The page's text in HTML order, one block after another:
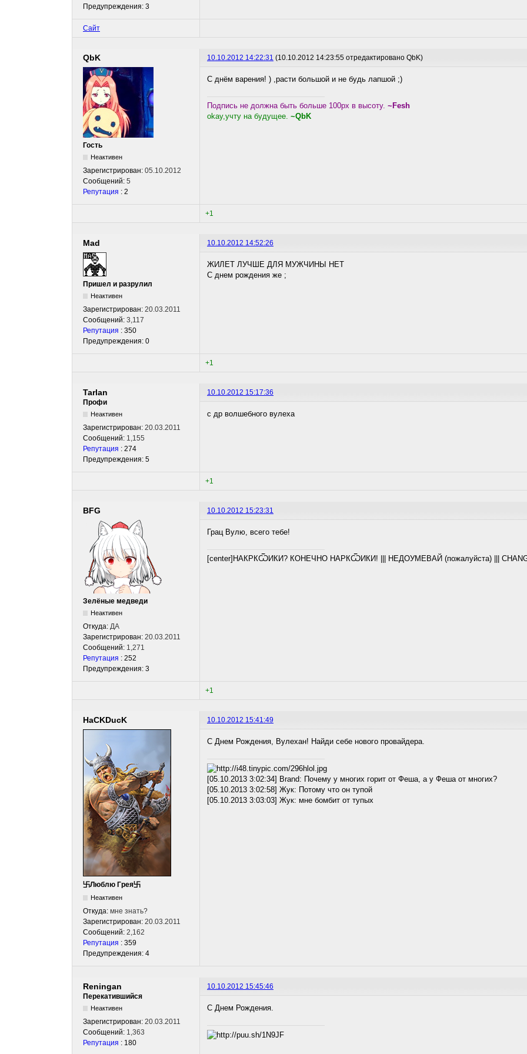
Предупреждения: 3
Сайт
QbK 10.10.2012 14:22:31 (10.10.2012 14:23:55 отредактировано QbK)
Гость
Неактивен
Зарегистрирован: 05.10.2012
Сообщений: 5
Репутация : 2
С днём варения! ) ,расти большой и не будь лапшой ;)
Подпись не должна быть больше 100px в высоту. ~Fesh
okay,учту на будущее. ~QbK
+1
Mad 10.10.2012 14:52:26
Пришел и разрулил
Неактивен
Зарегистрирован: 20.03.2011
Сообщений: 3,117
Репутация : 350
Предупреждения: 0
ЖИЛЕТ ЛУЧШЕ ДЛЯ МУЖЧИНЫ НЕТ
С днем рождения же ;
+1
Tarlan
10.10.2012 15:17:36
Профи
Неактивен
Зарегистрирован: 20.03.2011
Сообщений: 1,155
Репутация : 274
Предупреждения: 5
с др волшебного вулеха
+1
BFG 10.10.2012 15:23:31
Зелёные медведи
Неактивен
Откуда: ДА
Зарегистрирован: 20.03.2011
Сообщений: 1,271
Репутация : 252
Предупреждения: 3
Грац Вулю, всего тебе!
[center]НАКРКѾИКИ? КОНЕЧНО НАРКѾИКИ! ||| НЕДОУМЕВАЙ (пожалуйста) |||
+1
HaCKDucK 10.10.2012 15:41:49
卐Люблю Грея卐
Неактивен
Откуда: мне знать?
Зарегистрирован: 20.03.2011
Сообщений: 2,162
Репутация : 359
Предупреждения: 4
С Днем Рождения, Вулехан! Найди себе нового провайдера.
[05.10.2013 3:02:34] Brand: Почему у многих горит от Феша, а у Феша от многих?
[05.10.2013 3:02:58] Жук: Потому что он тупой
[05.10.2013 3:03:03] Жук: мне бомбит от тупых
Reningan
10.10.2012 15:45:46
Перекатившийся
Неактивен
Зарегистрирован: 20.03.2011
Сообщений: 1,363
Репутация : 180
С Днем Рождения.